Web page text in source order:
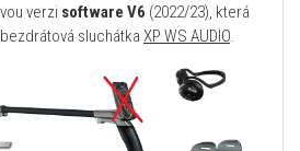
verzi software V6 (2022/23), která
sluchátka XP WS AUDIO.